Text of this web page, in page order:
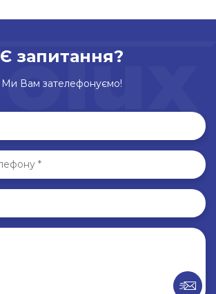
Є запитання?
Ми Вам зателефонуємо!